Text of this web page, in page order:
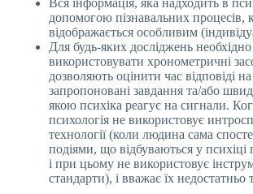
допомогою пізнавальних процесів,
відображається особливим
Для будь-яких досліджень необхідно
використовувати хронометричні
дозволяють оцінити час відповіді на
запропоновані завдання та/або
якою психіка реагує на сигнали.
психологія не використовує
технології (коли людина сама
подіями, що відбуваються у психіці
і при цьому не використовує
стандарти), і вважає їх